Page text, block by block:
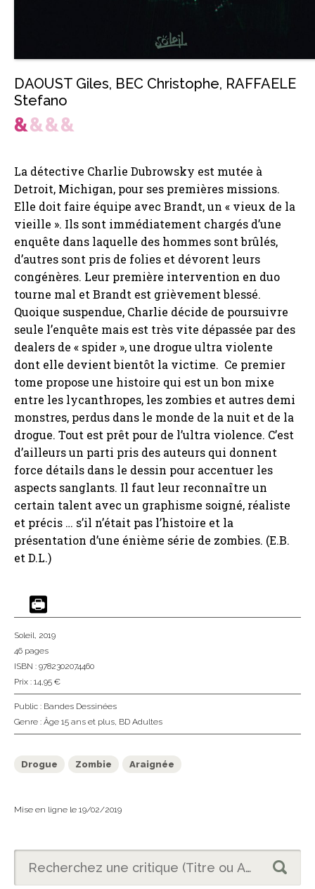
DAOUST Giles, BEC Christophe, RAFFAELE
Stefano
La détective Charlie Dubrowsky est mutée à
Detroit, Michigan, pour ses premières missions.
Elle doit faire équipe avec Brandt, un « vieux de la
vieille ». Ils sont immédiatement chargés d’une
enquête dans laquelle des hommes sont brûlés,
d’autres sont pris de folies et dévorent leurs
congénères. Leur première intervention en duo
tourne mal et Brandt est grièvement blessé.
Quoique suspendue, Charlie décide de poursuivre
seule l’enquête mais est très vite dépassée par des
dealers de « spider », une drogue ultra violente
dont elle devient bientôt la victime. Ce premier
tome propose une histoire qui est un bon mixe
entre les lycanthropes, les zombies et autres demi
monstres, perdus dans le monde de la nuit et de la
drogue. Tout est prêt pour de l’ultra violence. C’est
d’ailleurs un parti pris des auteurs qui donnent
force détails dans le dessin pour accentuer les
aspects sanglants. Il faut leur reconnaître un
certain talent avec un graphisme soigné, réaliste
et précis … s’il n’était pas l’histoire et la
présentation d’une énième série de zombies. (E.B.
et D.L.)
Soleil , 2019
46 pages
ISBN : 9782302074460
Prix : 14,95 €
Public : Bandes Dessinées
Genre : Âge 15 ans et plus BD Adultes
Drogue Zombie Araignée
Mise en ligne le 19/02/2019